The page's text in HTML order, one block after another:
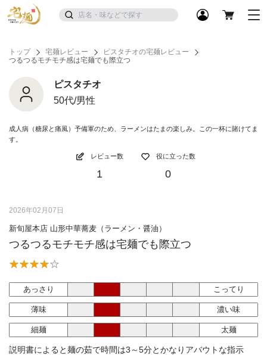
トップ 宅麺レビュー
ピスタチオの宅麺レビュー
つるつるモチモチ感は宅麺でも際立つ
ピスタチオ
50代/男性
成人病（糖尿と痛風）予備軍のため、ラーメンはたまの楽しみ。この一杯に賭けてま
す。
レビュー数
1
役に立った数
0
2026年02月07日
新旬屋本店 山形中華蕎麦（ラーメン・醤油）
つるつるモチモチ感は宅麺でも際立つ
あっさり こってり
薄味 濃い味
細麺 太麺
説明書によると麺の茹で時間は3～5分とかなりアバウトな指示